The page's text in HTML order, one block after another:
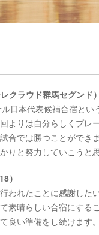
クラウド群馬セグンド）
日本代表候補合宿と
よりは自分らしくプ
合では勝つことがで
りと努力していこうと思
）
われたことに感謝し
素晴らしい合宿にす
良い準備をし続けます。